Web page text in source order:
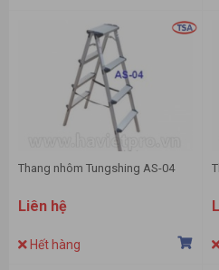
Thang nhôm Tungshing AS-04
Liên hệ
Hết hàng